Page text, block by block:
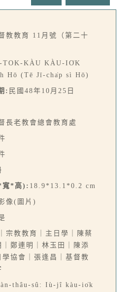
教教育 11月號（第二十
TOK-KÀU KÀU-IO̍K
Hō (Tē Jī-cha̍p sì Hō)
: 民國48年10月25日
長老教會總會教育處
寬*高): 18.9*13.1*0.2 cm
像(圖片)
宗教教育｜主日學｜陳蔡
｜鄭連明｜林玉田｜陳添
協會｜張逢昌｜基督教
thâu-sû: Iù-jî kàu-io̍k